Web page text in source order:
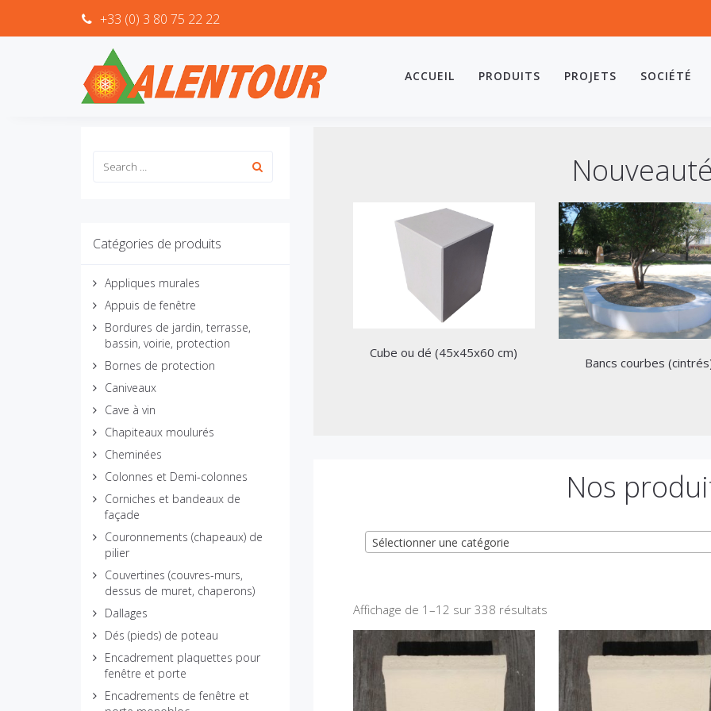
+33 (0) 3 80 75 22 22
ACCUEIL PRODUITS PROJETS SOCIÉTÉ
Catégories de produits
Appliques murales
Appuis de fenêtre
Bordures de jardin, terrasse,
bassin, voirie, protection
Bornes de protection
Caniveaux
Cave à vin
Chapiteaux moulurés
Cheminées
Colonnes et Demi-colonnes
Corniches et bandeaux de
façade
Couronnements (chapeaux) de
pilier
Couvertines (couvres-murs,
dessus de muret, chaperons)
Dallages
Dés (pieds) de poteau
Encadrement plaquettes pour
fenêtre et porte
Encadrements de fenêtre et
Cube ou dé (45x45x60 cm)
Bancs courbes
Nos
Sélectionner une catégorie
Affichage de 1–12 sur 338 résultats